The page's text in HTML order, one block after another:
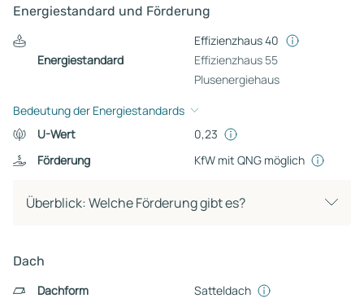
Energiestandard und Förderung
Energiestandard
Effizienzhaus 40
Effizienzhaus 55
Plusenergiehaus
Bedeutung der Energiestandards
U-Wert
0,23
Förderung
KfW mit QNG möglich
Überblick: Welche Förderung gibt es?
Dach
Dachform
Satteldach